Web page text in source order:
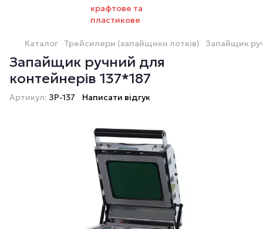
Каталог Трейсилери (запайщики лотків) Запайщик
Запайщик ручний для
контейнерів 137*187
Артикул: ЗР-137 Написати відгук